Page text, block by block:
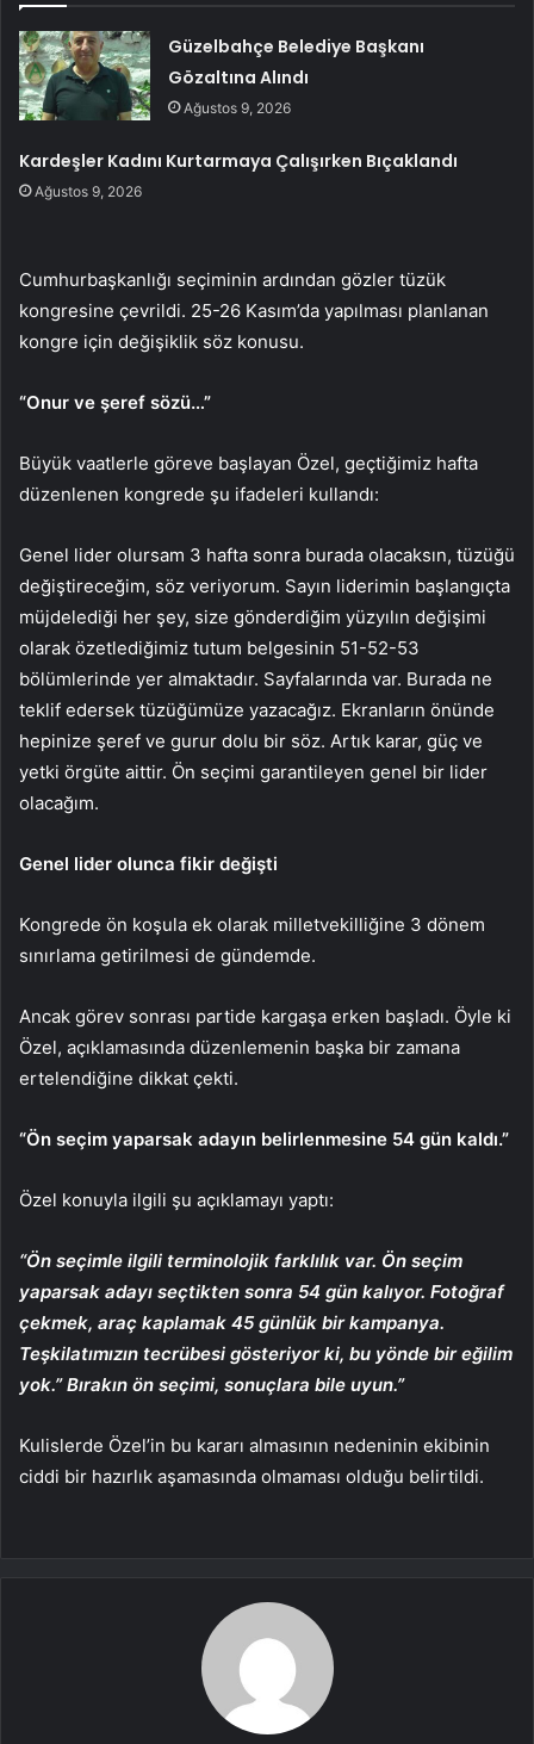
Güzelbahçe Belediye Başkanı
Gözaltına Alındı
Ağustos 9, 2026
Kardeşler Kadını Kurtarmaya Çalışırken Bıçaklandı
Ağustos 9, 2026
Cumhurbaşkanlığı seçiminin ardından gözler tüzük
kongresine çevrildi. 25-26 Kasım’da yapılması planlanan
kongre için değişiklik söz konusu.
“Onur ve şeref sözü…”
Büyük vaatlerle göreve başlayan Özel, geçtiğimiz hafta
düzenlenen kongrede şu ifadeleri kullandı:
Genel lider olursam 3 hafta sonra burada olacaksın, tüzüğü
değiştireceğim, söz veriyorum. Sayın liderimin başlangıçta
müjdelediği her şey, size gönderdiğim yüzyılın değişimi
olarak özetlediğimiz tutum belgesinin 51-52-53
bölümlerinde yer almaktadır. Sayfalarında var. Burada ne
teklif edersek tüzüğümüze yazacağız. Ekranların önünde
hepinize şeref ve gurur dolu bir söz. Artık karar, güç ve
yetki örgüte aittir. Ön seçimi garantileyen genel bir lider
olacağım.
Genel lider olunca fikir değişti
Kongrede ön koşula ek olarak milletvekilliğine 3 dönem
sınırlama getirilmesi de gündemde.
Ancak görev sonrası partide kargaşa erken başladı. Öyle ki
Özel, açıklamasında düzenlemenin başka bir zamana
ertelendiğine dikkat çekti.
“Ön seçim yaparsak adayın belirlenmesine 54 gün kaldı.”
Özel konuyla ilgili şu açıklamayı yaptı:
“Ön seçimle ilgili terminolojik farklılık var. Ön seçim
yaparsak adayı seçtikten sonra 54 gün kalıyor. Fotoğraf
çekmek, araç kaplamak 45 günlük bir kampanya.
Teşkilatımızın tecrübesi gösteriyor ki, bu yönde bir eğilim
yok.” Bırakın ön seçimi, sonuçlara bile uyun.”
Kulislerde Özel’in bu kararı almasının nedeninin ekibinin
ciddi bir hazırlık aşamasında olmaması olduğu belirtildi.